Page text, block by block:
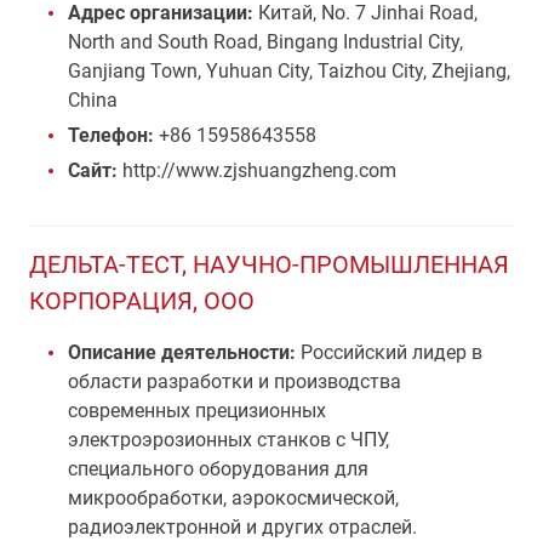
Адрес организации: Китай, No. 7 Jinhai Road,
North and South Road, Bingang Industrial City,
Ganjiang Town, Yuhuan City, Taizhou City, Zhejiang,
China
Телефон: +86 15958643558
Сайт: http://www.zjshuangzheng.com
ДЕЛЬТА-ТЕСТ, НАУЧНО-ПРОМЫШЛЕННАЯ
КОРПОРАЦИЯ, ООО
Описание деятельности: Российский лидер в
области разработки и производства
современных прецизионных
электроэрозионных станков с ЧПУ,
специального оборудования для
микрообработки, аэрокосмической,
радиоэлектронной и других отраслей.